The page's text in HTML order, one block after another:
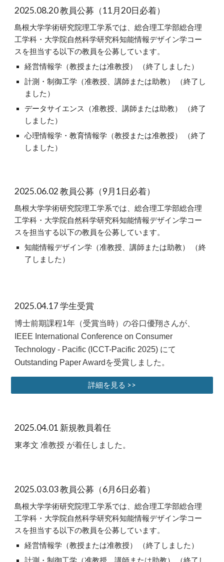
2025.08.20 教員公募（11月20日必着）
島根大学学術研究院理工学系では、総合理工学部総合理
工学科・大学院自然科学研究科知能情報デザイン学コー
スを担当する以下の教員を公募しています。
経営情報学（教授または准教授） （終了しました）
計測・制御工学（准教授、講師または助教） （終了し
ました）
データサイエンス（准教授、講師または助教） （終了
しました）
心理情報学・教育情報学（教授または准教授） （終了
しました）
2025.06.02教員公募（9月1日必着）
島根大学学術研究院理工学系では、総合理工学部総合理
工学科・大学院自然科学研究科知能情報デザイン学コー
スを担当する以下の教員を公募しています。
知能情報デザイン学（准教授、講師または助教）
（終
了しました）
2025.04.17 学生受賞
博士前期課程1年（受賞当時）の谷口優翔さんが、
IEEE International Conference on Consumer
Technology - Pacific (ICCT-Pacific 2025) にて
Outstanding Paper Awardを受賞しました。
詳細を見る >>
2025.04.01 新規教員着任
東孝文 准教授 が着任しました。
2025.03.03 教員公募（6月6日必着）
島根大学学術研究院理工学系では、総合理工学部総合理
工学科・大学院自然科学研究科知能情報デザイン学コー
スを担当する以下の教員を公募しています。
経営情報学（教授または准教授） （終了しました）
計測・制御工学（准教授、講師または助教）
（終了し